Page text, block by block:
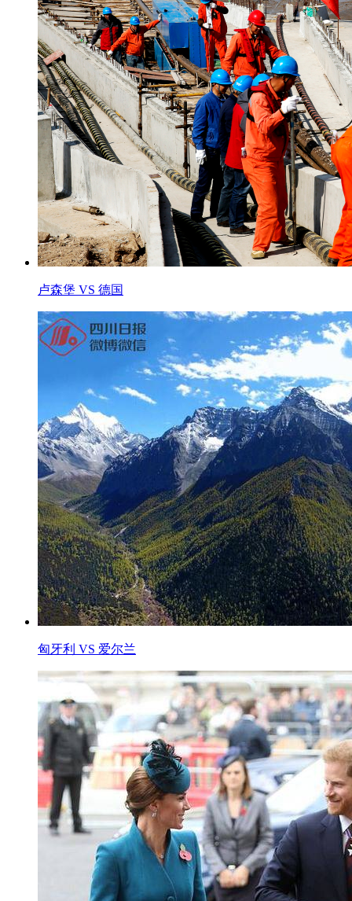
卢森堡 VS 德国
匈牙利 VS 爱尔兰